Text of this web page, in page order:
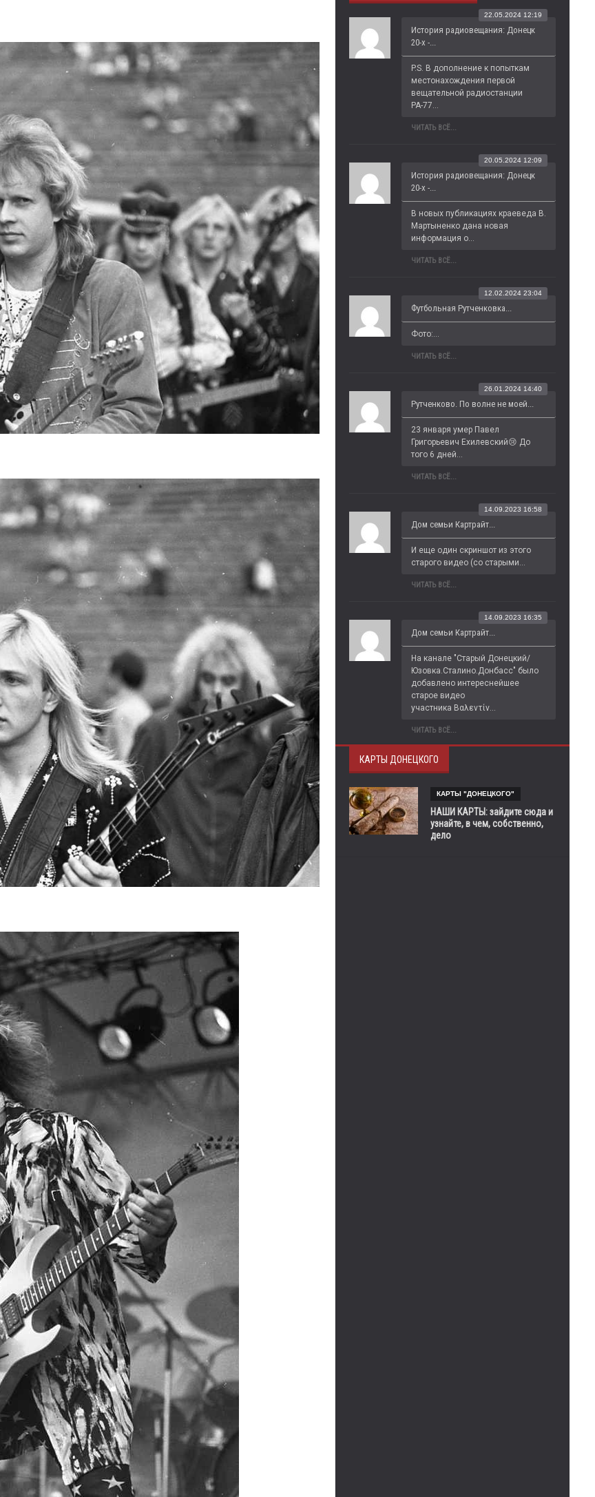
История радиовещания: Донецк
20-х -...
22.05.2024 12:19
P.S. В дополнение к попыткам
местонахождения первой
вещательной радиостанции
РА-77...
ЧИТАТЬ ВСЁ...
История радиовещания: Донецк
20-х -...
20.05.2024 12:09
В новых публикациях краеведа В.
Мартыненко дана новая
информация о...
ЧИТАТЬ ВСЁ...
Футбольная Рутченковка...
12.02.2024 23:04
Фото:...
ЧИТАТЬ ВСЁ...
Рутченково. По волне не моей...
26.01.2024 14:40
23 января умер Павел
Григорьевич Ехилевский😢 До
того 6 дней...
ЧИТАТЬ ВСЁ...
Дом семьи Картрайт...
14.09.2023 16:58
И еще один скриншот из этого
старого видео (со старыми...
ЧИТАТЬ ВСЁ...
Дом семьи Картрайт...
14.09.2023 16:35
На канале "Старый Донецкий/
Юзовка.Сталино.Донбасс" было
добавлено интереснейшее
старое видео
участника Βαλεντίν...
ЧИТАТЬ ВСЁ...
КАРТЫ ДОНЕЦКОГО
КАРТЫ "ДОНЕЦКОГО"
НАШИ КАРТЫ: зайдите сюда и
узнайте, в чем, собственно,
дело